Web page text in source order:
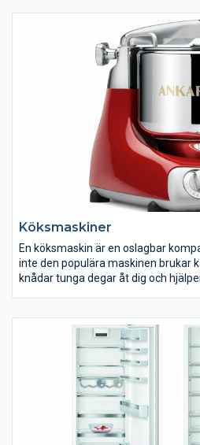
Köksmaskiner
En köksmaskin är en oslagbar
inte den populära maskinen brukar
knådar tunga degar åt dig och
Vem är du i köket? Brukar du
eller kanske till och med stoppa
köksmaskiner innehåller oftast
Därtill brukar det även finnas en
en extra funderare vad du vill kunna
hittar du vårt utbud av
jobbet i köket både enklare och